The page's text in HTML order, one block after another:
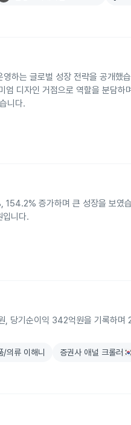
하는 글로벌 성장 전략을 공개했
엄 디자인 거점으로 역할을 분담하
니다.
154.2% 증가하며 큰 성장을 보였
니다.
당기순이익 342억원을 기록하며
/의류 이해니 증권사 애널 크롤러